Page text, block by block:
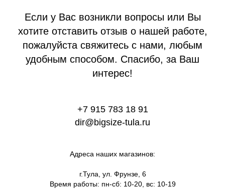
Если у Вас возникли вопросы или Вы
хотите отставить отзыв о нашей работе,
пожалуйста свяжитесь с нами, любым
удобным способом. Спасибо, за Ваш
интерес!
+7 915 783 18 91
dir@bigsize-tula.ru
Адреса наших магазинов:
г.Тула, ул. Фрунзе, 6
Время работы: пн-сб: 10-20, вс: 10-19